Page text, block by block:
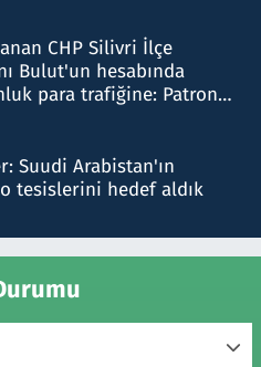
CHP Silivri İlçe
Bulut'un hesabında
para trafiğine: Patron
Suudi Arabistan'ın
tesislerini hedef aldık